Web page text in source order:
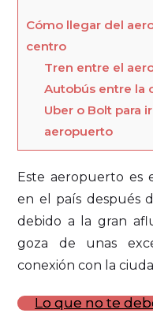
Cómo llegar del
centro
Tren entre el
Autobús entre la
Uber o Bolt para
aeropuerto
Este aeropuerto es
en el país después
debido a la gran
goza de unas
conexión con la
Lo que no te